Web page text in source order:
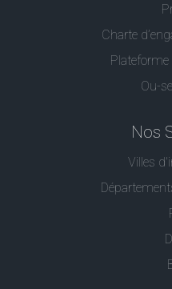
Charte
Plateforme
Ou-
Nos
Villes